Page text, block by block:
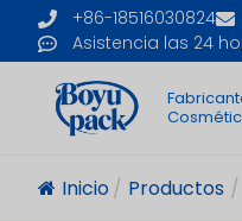
+86-18516030824
Asistencia las 24
Inicio / Productos /